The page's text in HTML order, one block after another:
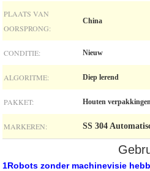
PLAATS VAN
OORSPRONG:
China
CONDITIE: Nieuw
ALGORITME: Diep lerend
PAKKET: Houten
MARKEREN: SS 304
1Robots zonder machinevisie